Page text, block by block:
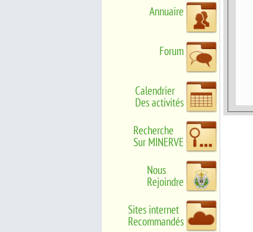
Annuaire
Forum
Calendrier
Des activités
Recherche
Sur MINERVE
Nous
Rejoindre
Sites internet
Recommandés